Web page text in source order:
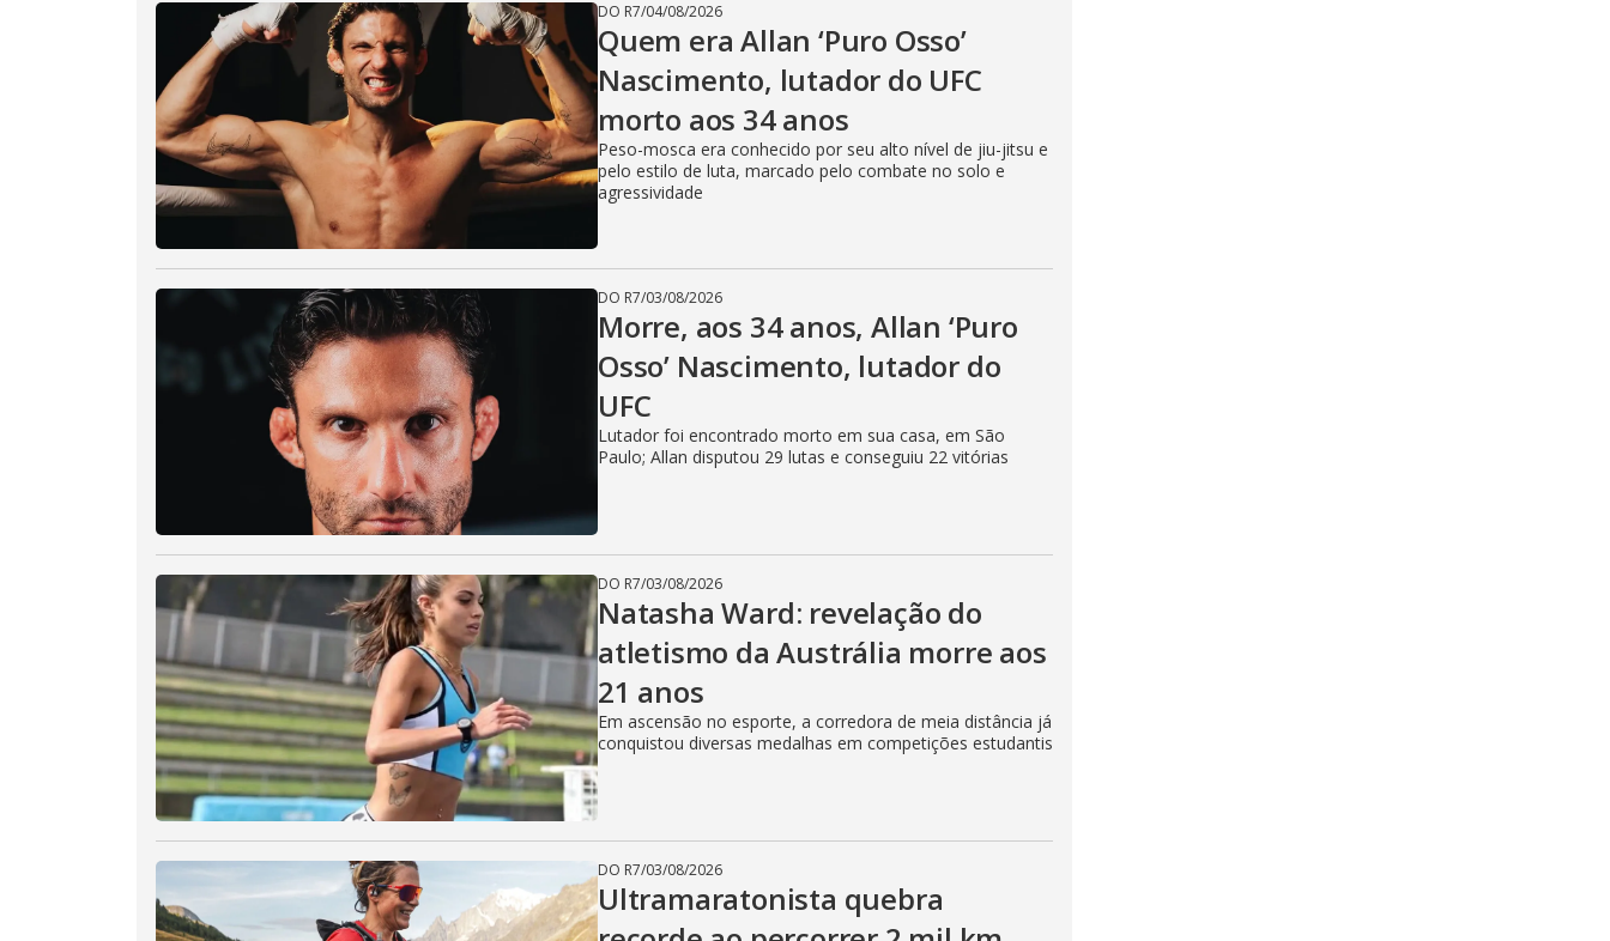
DO R7/04/08/2026
Quem era Allan ‘Puro Osso’
Nascimento, lutador do UFC
morto aos 34 anos
Peso-mosca era conhecido por seu alto nível de jiu-jitsu e
pelo estilo de luta, marcado pelo combate no solo e
agressividade
DO R7/03/08/2026
Morre, aos 34 anos, Allan ‘Puro
Osso’ Nascimento, lutador do
UFC
Lutador foi encontrado morto em sua casa, em São
Paulo; Allan disputou 29 lutas e conseguiu 22 vitórias
DO R7/03/08/2026
Natasha Ward: revelação do
atletismo da Austrália morre aos
21 anos
Em ascensão no esporte, a corredora de meia distância já
conquistou diversas medalhas em competições estudantis
DO R7/03/08/2026
Ultramaratonista quebra